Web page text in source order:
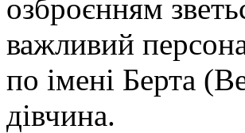
озброєнням
важливий
по імені Берта
дівчина.